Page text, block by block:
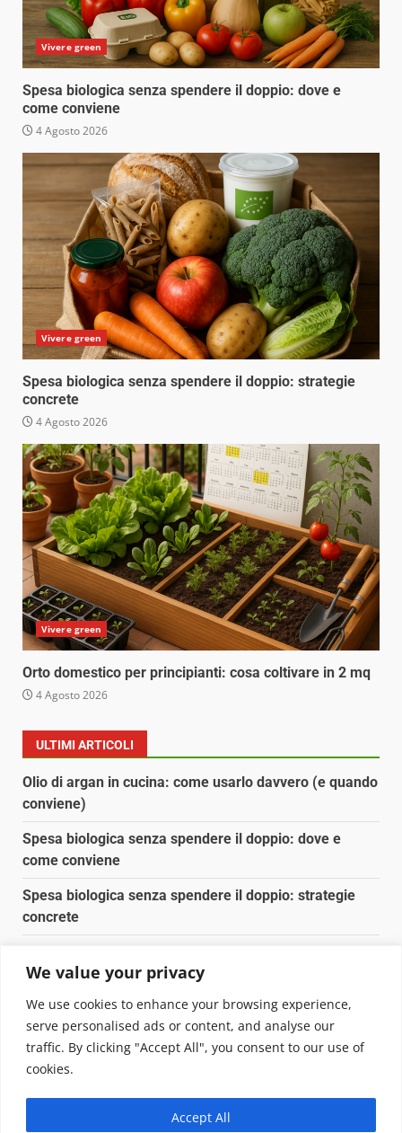
We value your privacy
We use cookies to enhance your browsing experience,
serve personalised ads or content, and analyse our
traffic. By clicking "Accept All", you consent to our use of
cookies.
Accept All
Vivere green
Spesa biologica senza spendere il doppio: dove e
come conviene
4 Agosto 2026
Vivere green
Spesa biologica senza spendere il doppio: strategie
concrete
4 Agosto 2026
Vivere green
Orto domestico per principianti: cosa coltivare in 2 mq
4 Agosto 2026
ULTIMI ARTICOLI
Olio di argan in cucina: come usarlo davvero (e quando
conviene)
Spesa biologica senza spendere il doppio: dove e
come conviene
Spesa biologica senza spendere il doppio: strategie
concrete
Pulizia naturale della casa: 3 ingredienti che
sostituiscono 10 prodotti chimici
Copyright © 2025 Biopianeta.it proprietà di Jws Media
Questo blog non è una testata giornalistica, in quanto
viene aggiornato senza alcuna periodicità. Non può